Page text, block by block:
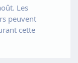
Les
peuvent
cette